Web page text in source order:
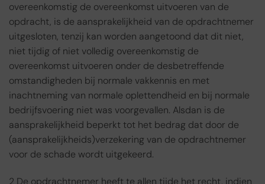
overeenkomstig de overeenkomst uitvoeren van de
opdracht, is de aansprakelijkheid van de opdrachtnemer
uitgesloten, tenzij kan worden aangetoond dat dit niet,
niet tijdig of niet volledig overeenkomstig de
overeenkomst uitvoeren onder de desbetreffende
omstandigheden bij normale vakkennis en met
inachtneming van normale oplettendheid en bij normale
bedrijfsvoering niet was voorgevallen. Alsdan is de
aansprakelijkheid beperkt tot het bedrag dat door de
(aansprakelijkheids)verzekering van de opdrachtnemer
voor de schade wordt uitgekeerd.
2 De opdrachtnemer heeft te allen tijde het recht, indien